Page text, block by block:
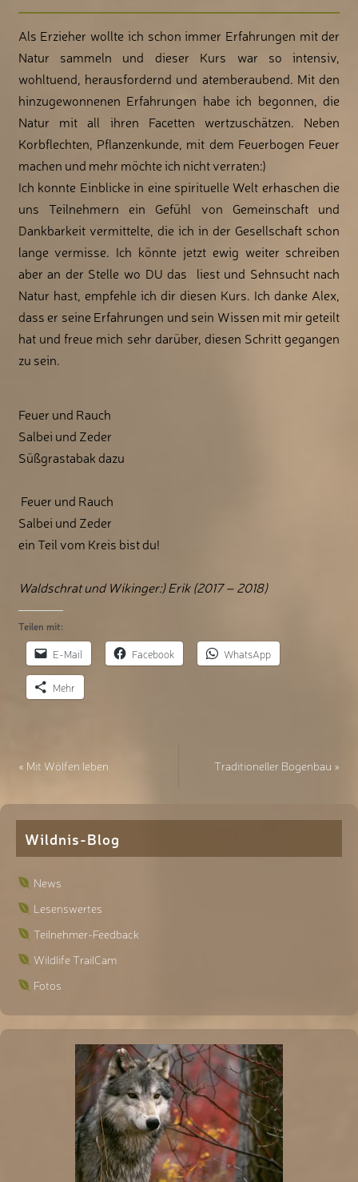
Als Erzieher wollte ich schon immer Erfahrungen mit der
Natur sammeln und dieser Kurs war so intensiv,
wohltuend, herausfordernd und atemberaubend. Mit den
hinzugewonnenen Erfahrungen habe ich begonnen, die
Natur mit all ihren Facetten wertzuschätzen. Neben
Korbflechten, Pflanzenkunde, mit dem Feuerbogen Feuer
machen und mehr möchte ich nicht verraten:)
Ich konnte Einblicke in eine spirituelle Welt erhaschen die
uns Teilnehmern ein Gefühl von Gemeinschaft und
Dankbarkeit vermittelte, die ich in der Gesellschaft schon
lange vermisse. Ich könnte jetzt ewig weiter schreiben
aber an der Stelle wo DU das liest und Sehnsucht nach
Natur hast, empfehle ich dir diesen Kurs. Ich danke Alex,
dass er seine Erfahrungen und sein Wissen mit mir geteilt
hat und freue mich sehr darüber, diesen Schritt gegangen
zu sein.
Feuer und Rauch
Salbei und Zeder
Süßgrastabak dazu
Feuer und Rauch
Salbei und Zeder
ein Teil vom Kreis bist du!
Waldschrat und Wikinger:) Erik (2017 – 2018)
Teilen mit:
E-Mail Facebook WhatsApp
Mehr
« Mit Wölfen leben Traditioneller Bogenbau »
Wildnis-Blog
News
Lesenswertes
Teilnehmer-Feedback
Wildlife TrailCam
Fotos